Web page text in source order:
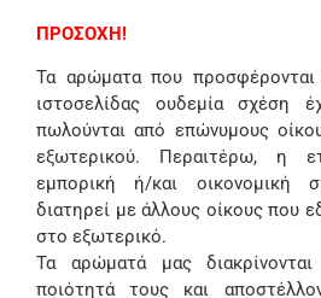
ΠΡΟΣΟΧΗ!
Τα αρώματα που
ιστοσελίδας ουδεμία σχέση
πωλούνται από επώνυμους
εξωτερικού. Περαιτέρω, η
εμπορική ή/και οικονομική
διατηρεί με άλλους οίκους που
στο εξωτερικό.
Τα αρώματά μας
ποιότητά τους και